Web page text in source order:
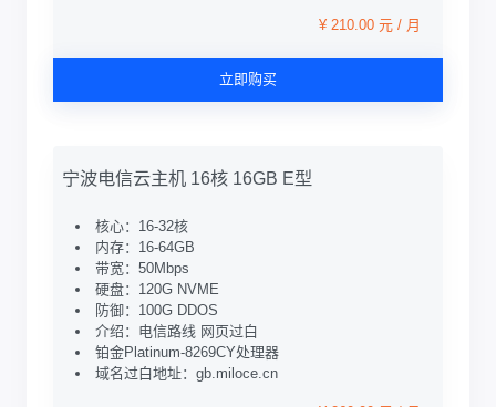
¥ 210.00 元 / 月
立即购买
宁波电信云主机 16核 16GB E型
核心：16-32核
内存：16-64GB
带宽：50Mbps
硬盘：120G NVME
防御：100G DDOS
介绍：电信路线 网页过白
铂金Platinum-8269CY处理器
域名过白地址：gb.miloce.cn